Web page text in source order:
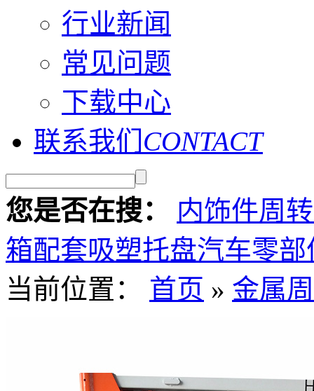
行业新闻
常见问题
下载中心
联系我们 CONTACT
您是否在搜：
内饰件周
箱配套吸塑托盘汽车零
当前位置：
首页 » 金属